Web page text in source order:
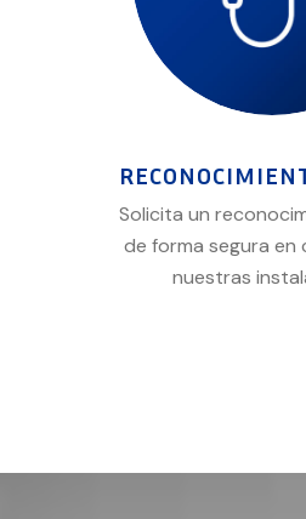
Solicita un
de forma segura en
nuestras